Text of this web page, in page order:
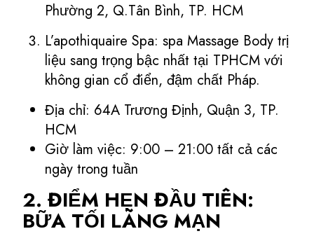
Phường 2, Q.Tân Bình, TP. HCM
L’apothiquaire Spa: spa Massage Body trị
liệu sang trọng bậc nhất tại TPHCM với
không gian cổ điển, đậm chất Pháp.
Địa chỉ: 64A Trương Định, Quận 3, TP.
HCM
Giờ làm việc: 9:00 – 21:00 tất cả các
ngày trong tuần
2. ĐIỂM HẸN ĐẦU TIÊN:
BỮA TỐI LÃNG MẠN